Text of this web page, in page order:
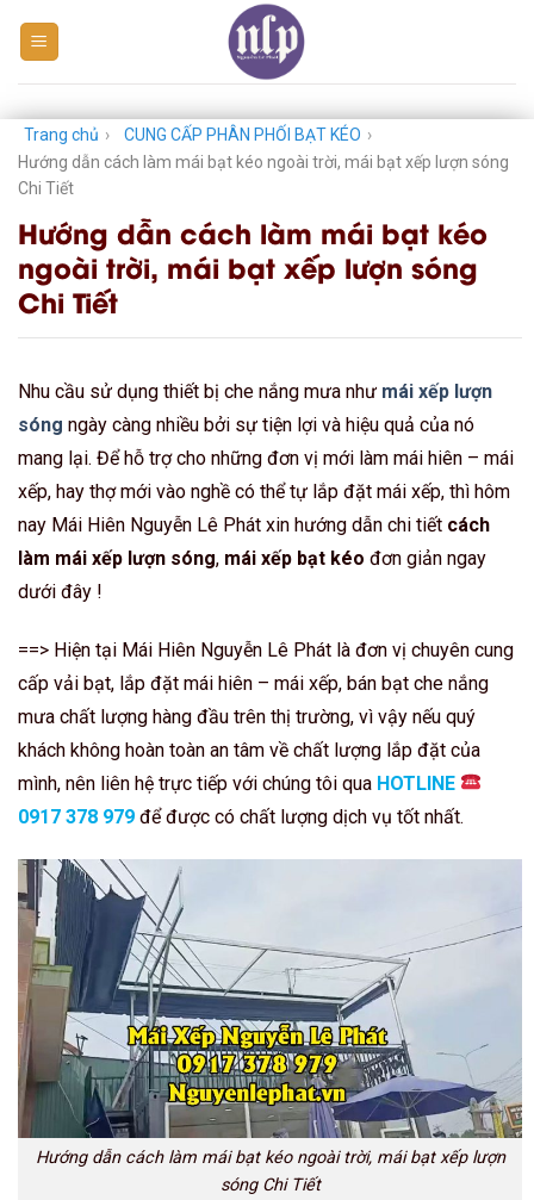
Trang chủ › CUNG CẤP PHÂN PHỐI BẠT KÉO ›
Hướng dẫn cách làm mái bạt kéo ngoài trời, mái bạt xếp lượn sóng
Chi Tiết
Hướng dẫn cách làm mái bạt kéo
ngoài trời, mái bạt xếp lượn sóng
Chi Tiết
Nhu cầu sử dụng thiết bị che nắng mưa như mái xếp lượn
sóng ngày càng nhiều bởi sự tiện lợi và hiệu quả của nó
mang lại. Để hỗ trợ cho những đơn vị mới làm mái hiên – mái
xếp, hay thợ mới vào nghề có thể tự lắp đặt mái xếp, thì hôm
nay Mái Hiên Nguyễn Lê Phát xin hướng dẫn chi tiết cách
làm mái xếp lượn sóng, mái xếp bạt kéo đơn giản ngay
dưới đây !
==> Hiện tại Mái Hiên Nguyễn Lê Phát là đơn vị chuyên cung
cấp vải bạt, lắp đặt mái hiên – mái xếp, bán bạt che nắng
mưa chất lượng hàng đầu trên thị trường, vì vậy nếu quý
khách không hoàn toàn an tâm về chất lượng lắp đặt của
mình, nên liên hệ trực tiếp với chúng tôi qua HOTLINE
0917 378 979 để được có chất lượng dịch vụ tốt nhất.
Hướng dẫn cách làm mái bạt kéo ngoài trời, mái bạt xếp lượn
sóng Chi Tiết